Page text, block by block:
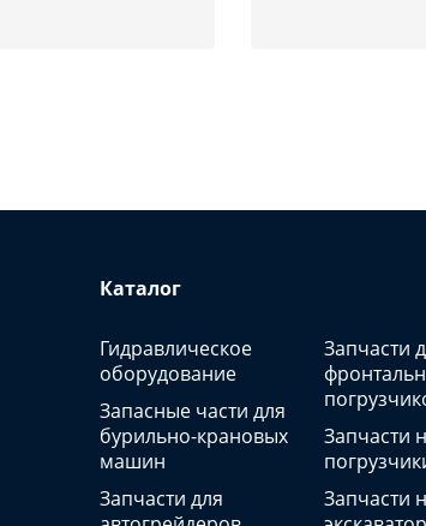
Каталог
Гидравлическое
оборудование
Запасные части для
бурильно-крановых
машин
Запчасти для
Запчасти
Запчасти
Запчасти